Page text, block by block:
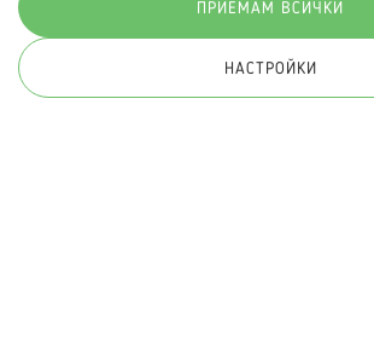
© 2026 Hippoland.net. Всички права
ПРИЕМАМ ВСИЧКИ
НАСТРОЙКИ